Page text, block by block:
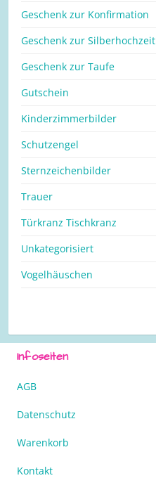
Geschenk zur Konfirmation
Geschenk zur Silberhochzeit
Geschenk zur Taufe
Gutschein
Kinderzimmerbilder
Schutzengel
Sternzeichenbilder
Trauer
Türkranz Tischkranz
Unkategorisiert
Vogelhäuschen
Infoseiten
AGB
Datenschutz
Warenkorb
Kontakt